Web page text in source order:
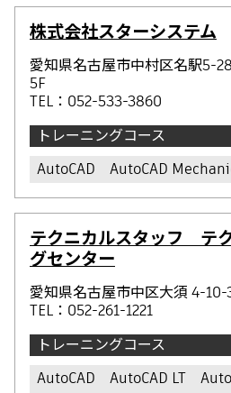
株式会社スターシステム
愛知県名古屋市中村区名駅5-
5F
TEL：052-533-3860
トレーニングコース
AutoCAD
AutoCAD
テクニカルスタッフ テ
グセンター
愛知県名古屋市中区大須 4-10-
TEL：052-261-1221
トレーニングコース
AutoCAD
AutoCAD LT